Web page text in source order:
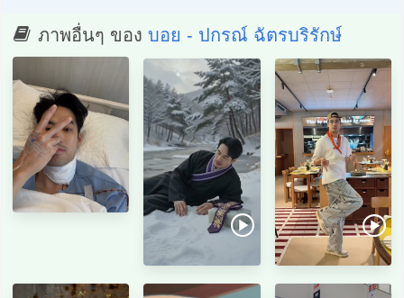
ภาพอื่นๆ ของ บอย - ปกรณ์ ฉัตรบริรักษ์